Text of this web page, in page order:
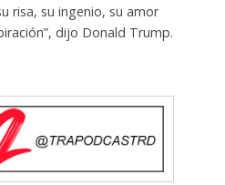
risa, su ingenio, su amor
dijo Donald Trump.